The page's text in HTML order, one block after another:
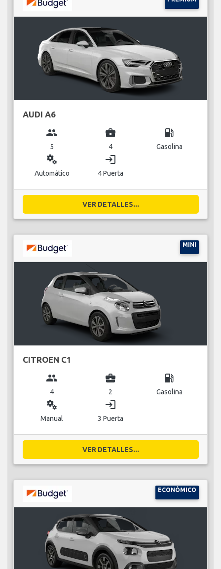
AUDI A6
group
5
business_center
4
local_gas_station
Gasolina
miscellaneous_services
Automático
login
4 Puerta
VER DETALLES...
MINI
CITROEN C1
group
4
business_center
2
local_gas_station
Gasolina
miscellaneous_services
Manual
login
3 Puerta
VER DETALLES...
ECONÓMICO